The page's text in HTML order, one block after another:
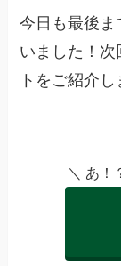
今日も最後
いました！
トをご紹介
＼ あ！